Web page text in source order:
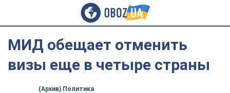
МИД обещает отменить
визы еще в четыре страны
(Архив) Политика